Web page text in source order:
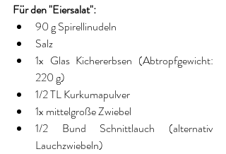
Für den "Eiersalat":
90 g Spirellinudeln
Salz
1x Glas Kichererbsen (Abtropfgewicht:
220 g)
1/2 TL Kurkumapulver
1x mittelgroße Zwiebel
1/2 Bund Schnittlauch (alternativ
Lauchzwiebeln)